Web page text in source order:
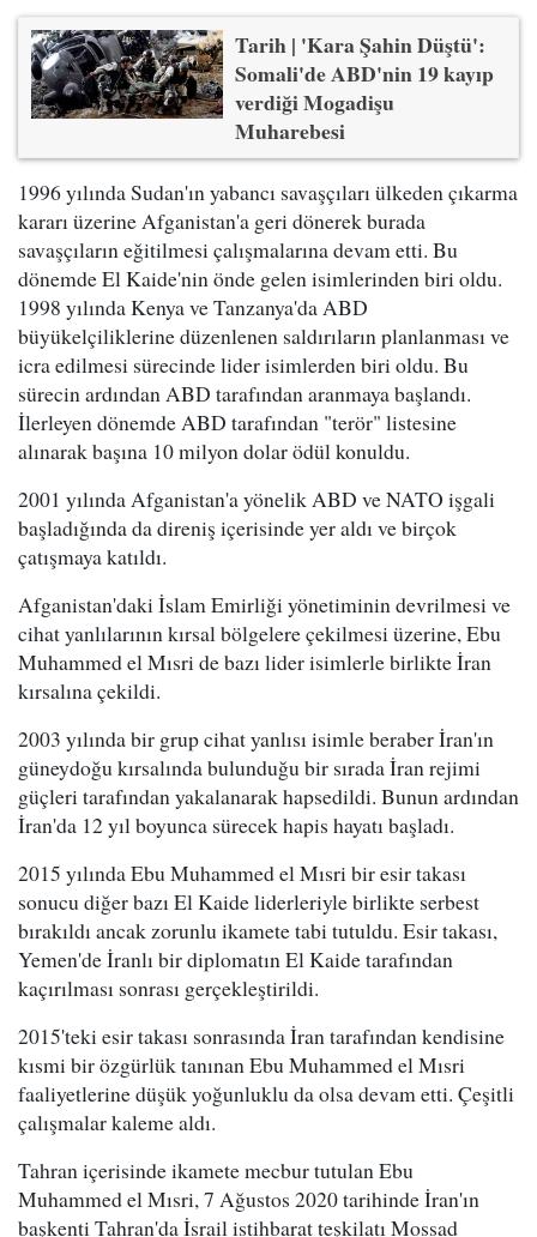
Tarih | 'Kara Şahin Düştü':
Somali'de ABD'nin 19 kayıp
verdiği Mogadişu
Muharebesi
1996 yılında Sudan'ın yabancı savaşçıları ülkeden çıkarma
kararı üzerine Afganistan'a geri dönerek burada
savaşçıların eğitilmesi çalışmalarına devam etti. Bu
dönemde El Kaide'nin önde gelen isimlerinden biri oldu.
1998 yılında Kenya ve Tanzanya'da ABD
büyükelçiliklerine düzenlenen saldırıların planlanması ve
icra edilmesi sürecinde lider isimlerden biri oldu. Bu
sürecin ardından ABD tarafından aranmaya başlandı.
İlerleyen dönemde ABD tarafından "terör" listesine
alınarak başına 10 milyon dolar ödül konuldu.
2001 yılında Afganistan'a yönelik ABD ve NATO işgali
başladığında da direniş içerisinde yer aldı ve birçok
çatışmaya katıldı.
Afganistan'daki İslam Emirliği yönetiminin devrilmesi ve
cihat yanlılarının kırsal bölgelere çekilmesi üzerine, Ebu
Muhammed el Mısri de bazı lider isimlerle birlikte İran
kırsalına çekildi.
2003 yılında bir grup cihat yanlısı isimle beraber İran'ın
güneydoğu kırsalında bulunduğu bir sırada İran rejimi
güçleri tarafından yakalanarak hapsedildi. Bunun ardından
İran'da 12 yıl boyunca sürecek hapis hayatı başladı.
2015 yılında Ebu Muhammed el Mısri bir esir takası
sonucu diğer bazı El Kaide liderleriyle birlikte serbest
bırakıldı ancak zorunlu ikamete tabi tutuldu. Esir takası,
Yemen'de İranlı bir diplomatın El Kaide tarafından
kaçırılması sonrası gerçekleştirildi.
2015'teki esir takası sonrasında İran tarafından kendisine
kısmi bir özgürlük tanınan Ebu Muhammed el Mısri
faaliyetlerine düşük yoğunluklu da olsa devam etti. Çeşitli
çalışmalar kaleme aldı.
Tahran içerisinde ikamete mecbur tutulan Ebu
Muhammed el Mısri, 7 Ağustos 2020 tarihinde İran'ın
başkenti Tahran'da İsrail istihbarat teşkilatı Mossad